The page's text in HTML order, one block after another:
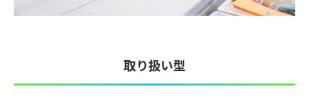
取り扱い型